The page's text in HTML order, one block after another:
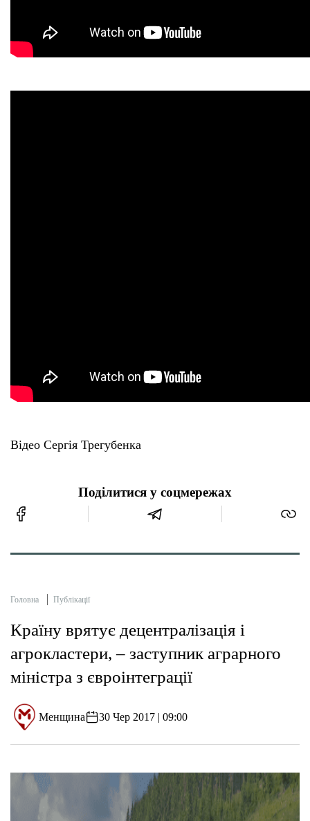
Відео Сергія Трегубенка
Поділитися у соцмережах
Головна Публікації
Країну врятує децентралізація і
агрокластери, – заступник аграрного
міністра з євроінтеграції
Менщина 30 Чер 2017 | 09:00